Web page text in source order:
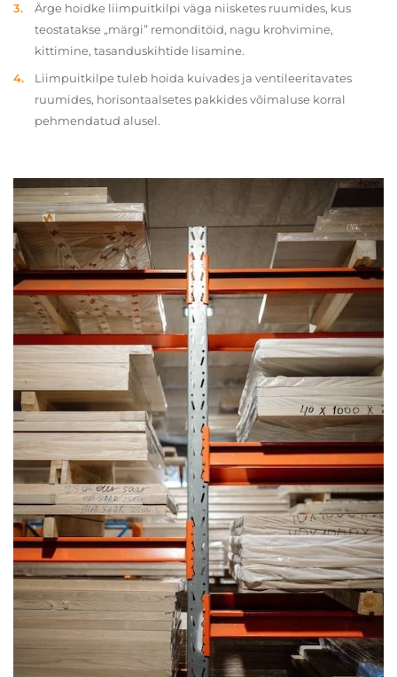
Ärge hoidke liimpuitkilpi väga niisketes ruumides, kus
teostatakse „märgi” remonditöid, nagu krohvimine,
kittimine, tasanduskihtide lisamine.
Liimpuitkilpe tuleb hoida kuivades ja ventileeritavates
ruumides, horisontaalsetes pakkides võimaluse korral
pehmendatud alusel.